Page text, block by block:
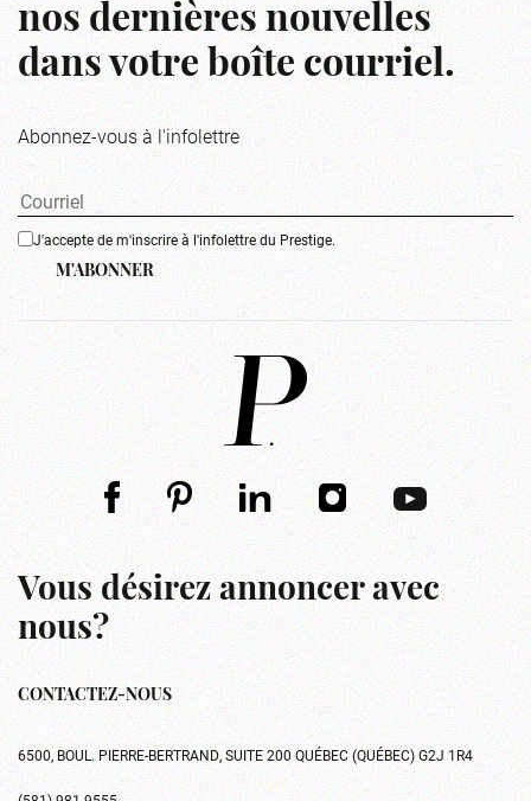
nos dernières nouvelles
dans votre boîte courriel.
Abonnez-vous à l'infolettre
J'accepte de m'inscrire à l'infolettre du Prestige.
M'ABONNER
Vous désirez annoncer avec
nous?
CONTACTEZ-NOUS
6500, BOUL. PIERRE-BERTRAND, SUITE 200 QUÉBEC (QUÉBEC) G2J 1R4